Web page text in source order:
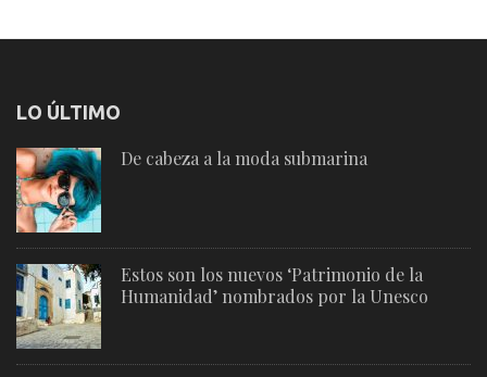
LO ÚLTIMO
De cabeza a la moda submarina
Estos son los nuevos ‘Patrimonio de la
Humanidad’ nombrados por la Unesco